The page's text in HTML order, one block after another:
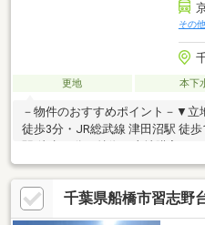
その
更地 本下
－物件のおすすめポイント－▼立
徒歩3分・JR総武線 津田沼駅 徒
条件付宅地販売・建物参考プラ
ストア」徒歩5分(約340m)・セブ
津田沼小学校 徒歩9分(約660m)・
容積率は前面道路幅員により160
千葉県船橋市習志野